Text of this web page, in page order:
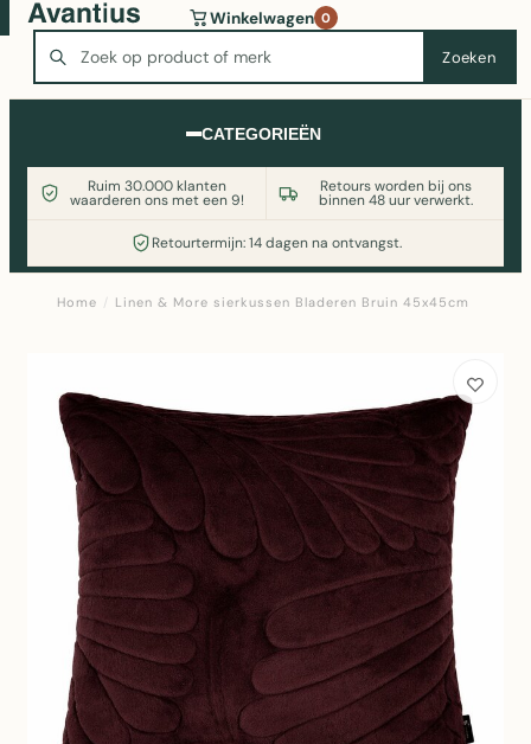
Zoeken
Winkelwagen 0
CATEGORIEËN
Ruim 30.000 klanten
waarderen ons met een 9!
Retours worden bij ons
binnen 48 uur verwerkt.
Retourtermijn: 14 dagen na ontvangst.
Wasmachine of koelkast nodig? Vergelijk alle prijzen op
Witgoedaanbod.nl
Home / Linen & More sierkussen Bladeren Bruin 45x45cm